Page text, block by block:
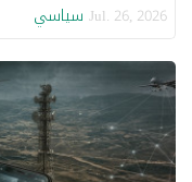
Jul. 26, 2026 سياسي